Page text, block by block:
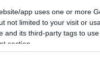
app uses one or more
not limited to your visit or
and its third-party tags to
section.